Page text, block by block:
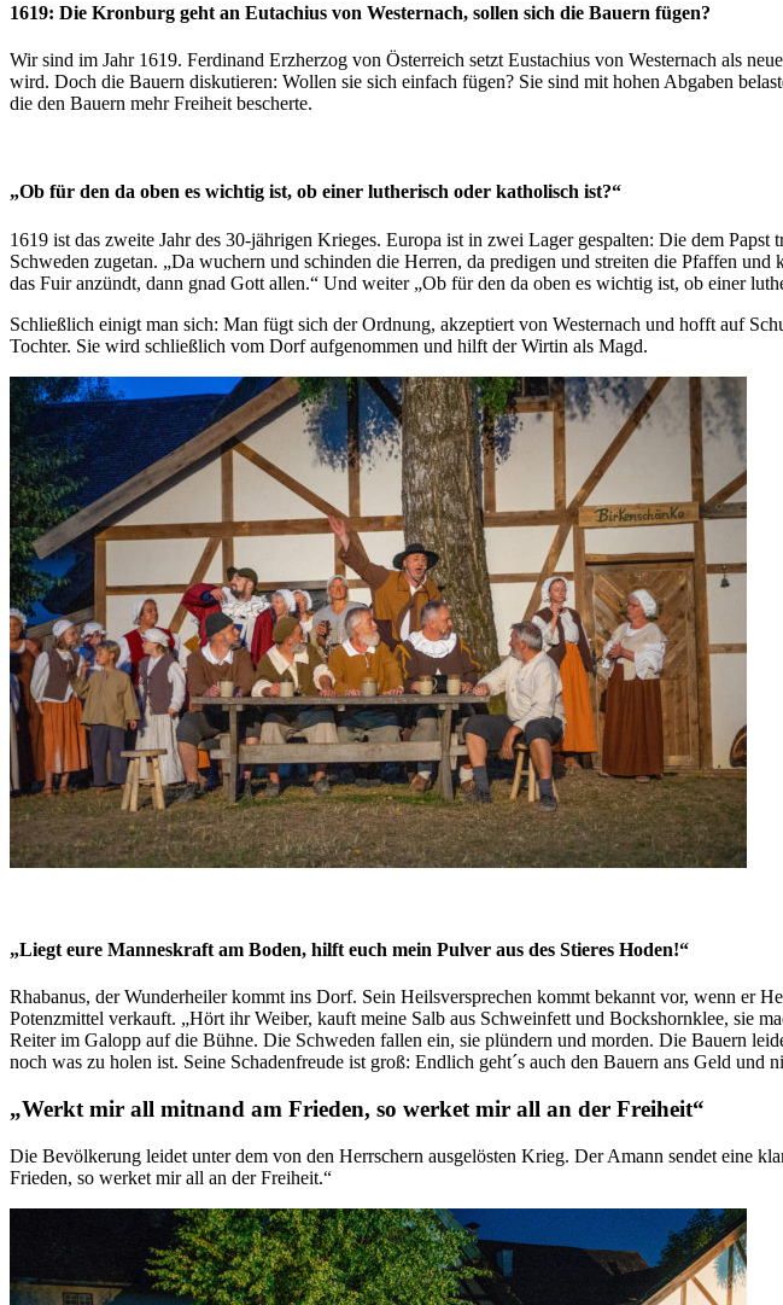
1619: Die Kronburg geht an Eutachius von Westernach, sollen sich die Bauern fügen?
Wir sind im Jahr 1619. Ferdinand Erzherzog von Österreich setzt Eustachius von Westernach als
wird. Doch die Bauern diskutieren: Wollen sie sich einfach fügen? Sie sind mit hohen Abgaben
die den Bauern mehr Freiheit bescherte.
„Ob für den da oben es wichtig ist, ob einer lutherisch oder katholisch ist?“
1619 ist das zweite Jahr des 30-jährigen Krieges. Europa ist in zwei Lager gespalten: Die dem
Schweden zugetan. „Da wuchern und schinden die Herren, da predigen und streiten die Pfaffen
das Fuir anzündt, dann gnad Gott allen.“ Und weiter „Ob für den da oben es wichtig ist, ob einer
Schließlich einigt man sich: Man fügt sich der Ordnung, akzeptiert von Westernach und hofft auf
Tochter. Sie wird schließlich vom Dorf aufgenommen und hilft der Wirtin als Magd.
„Liegt eure Manneskraft am Boden, hilft euch mein Pulver aus des Stieres Hoden!“
Rhabanus, der Wunderheiler kommt ins Dorf. Sein Heilsversprechen kommt bekannt vor, wenn er
Potenzmittel verkauft. „Hört ihr Weiber, kauft meine Salb aus Schweinfett und Bockshornklee, sie
Reiter im Galopp auf die Bühne. Die Schweden fallen ein, sie plündern und morden. Die Bauern
noch was zu holen ist. Seine Schadenfreude ist groß: Endlich geht´s auch den Bauern ans Geld und
„Werkt mir all mitnand am Frieden, so werket mir all an der Freiheit“
Die Bevölkerung leidet unter dem von den Herrschern ausgelösten Krieg. Der Amann sendet eine
Frieden, so werket mir all an der Freiheit.“